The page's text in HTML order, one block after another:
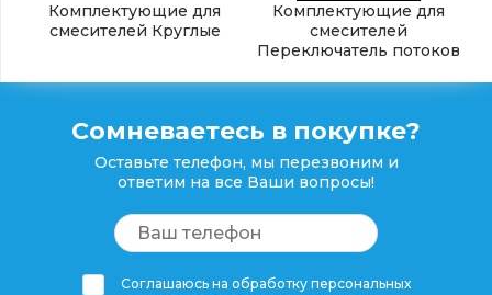
Комплектующие для
смесителей Круглые
Комплектующие для
смесителей
Переключатель потоков
Сомневаетесь в покупке?
Оставьте телефон, мы перезвоним и
ответим на все Ваши вопросы!
Соглашаюсь на обработку персональных